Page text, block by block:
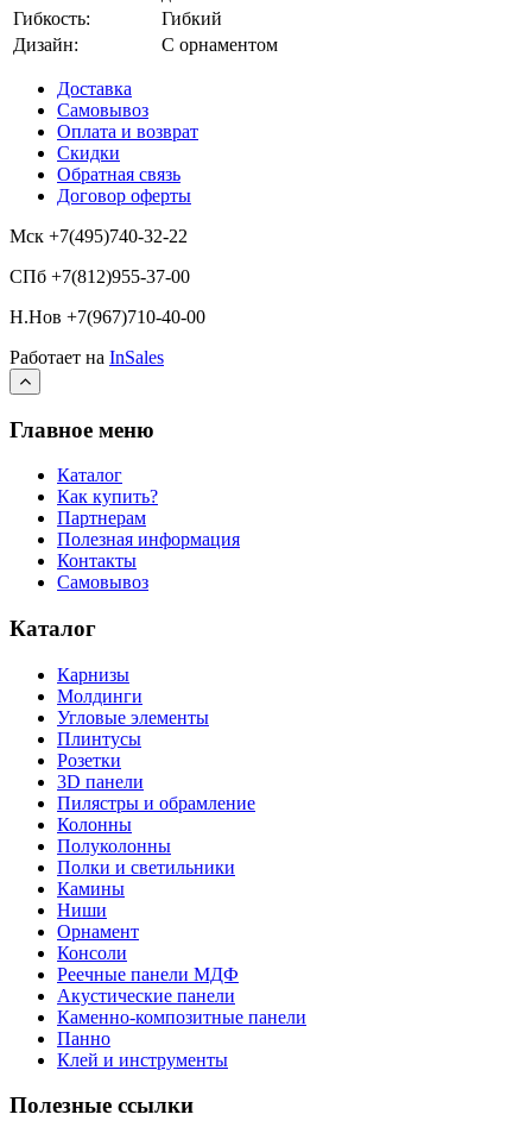
Гибкость:
Гибкий
Дизайн:
С орнаментом
Доставка
Самовывоз
Оплата и возврат
Скидки
Обратная связь
Договор оферты
Мск +7(495)740-32-22
СПб +7(812)955-37-00
Н.Нов +7(967)710-40-00
Работает на InSales
Главное меню
Каталог
Как купить?
Партнерам
Полезная информация
Контакты
Самовывоз
Каталог
Карнизы
Молдинги
Угловые элементы
Плинтусы
Розетки
3D панели
Пилястры и обрамление
Колонны
Полуколонны
Полки и светильники
Камины
Ниши
Орнамент
Консоли
Реечные панели МДФ
Акустические панели
Каменно-композитные панели
Панно
Клей и инструменты
Полезные ссылки